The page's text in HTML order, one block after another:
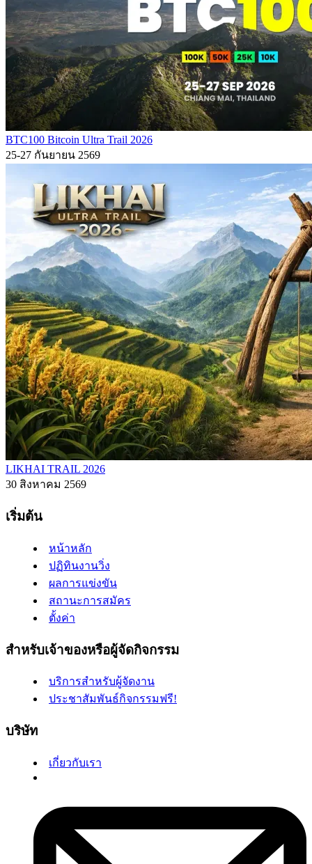
BTC100 Bitcoin Ultra Trail 2026
25-27 กันยายน 2569
LIKHAI TRAIL 2026
30 สิงหาคม 2569
เริ่มต้น
หน้าหลัก
ปฏิทินงานวิ่ง
ผลการแข่งขัน
สถานะการสมัคร
ตั้งค่า
สำหรับเจ้าของหรือผู้จัดกิจกรรม
บริการสำหรับผู้จัดงาน
ประชาสัมพันธ์กิจกรรมฟรี!
บริษัท
เกี่ยวกับเรา